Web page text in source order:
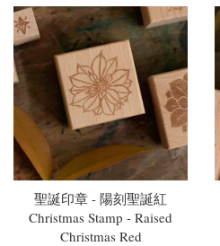
聖誕印章 - 陽刻聖誕紅
Christmas Stamp - Raised
Christmas Red